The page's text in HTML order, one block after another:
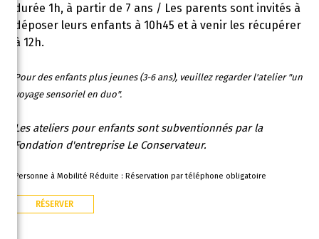
durée 1h, à partir de 7 ans / Les parents sont invités à
déposer leurs enfants à 10h45 et à venir les récupérer
à 12h.
Pour des enfants plus jeunes (3-6 ans), veuillez regarder l'atelier "un
voyage sensoriel en duo".
Les ateliers pour enfants sont subventionnés par la
Fondation d'entreprise Le Conservateur.
Personne à Mobilité Réduite : Réservation par téléphone obligatoire
RÉSERVER